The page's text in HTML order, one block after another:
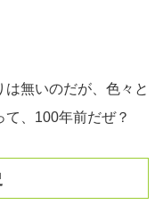
無いのだが、色々と
、100年前だぜ？